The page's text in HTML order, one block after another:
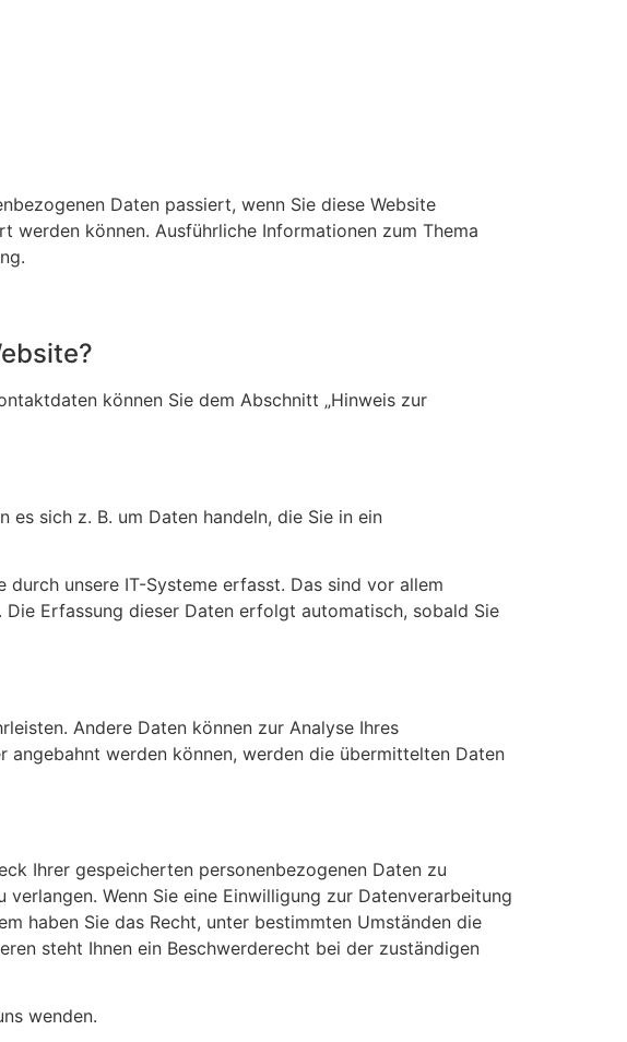
Daten passiert, wenn Sie diese Website
werden können. Ausführliche Informationen zum Thema
können Sie dem Abschnitt „Hinweis zur
es sich z. B. um Daten handeln, die Sie in ein
unsere IT-Systeme erfasst. Das sind vor allem
Erfassung dieser Daten erfolgt automatisch, sobald Sie
Andere Daten können zur Analyse Ihres
werden können, werden die übermittelten Daten
Ihrer gespeicherten personenbezogenen Daten zu
Wenn Sie eine Einwilligung zur Datenverarbeitung
haben Sie das Recht, unter bestimmten Umständen die
steht Ihnen ein Beschwerderecht bei der zuständigen
wenden.